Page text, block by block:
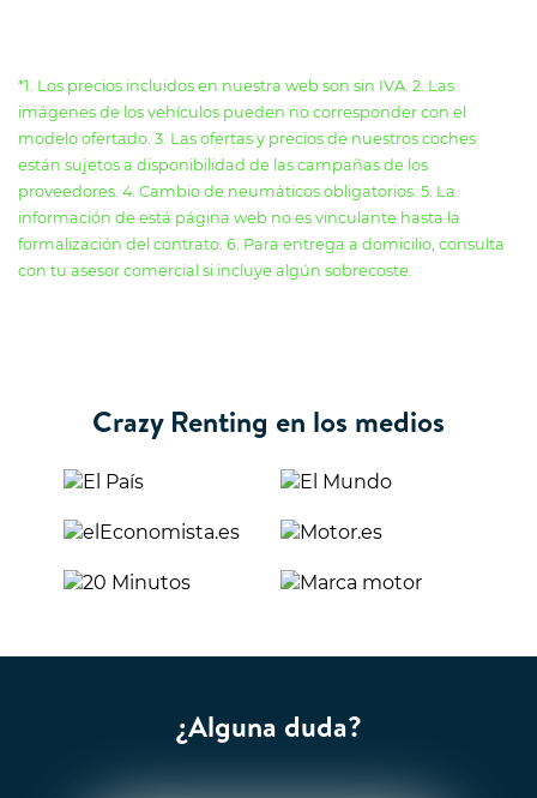
*1. Los precios incluidos en nuestra web son sin IVA. 2. Las
imágenes de los vehículos pueden no corresponder con el
modelo ofertado. 3. Las ofertas y precios de nuestros coches
están sujetos a disponibilidad de las campañas de los
proveedores. 4. Cambio de neumáticos obligatorios. 5. La
información de está página web no es vinculante hasta la
formalización del contrato. 6. Para entrega a domicilio, consulta
con tu asesor comercial si incluye algún sobrecoste.
Crazy Renting en los medios
¿Alguna duda?